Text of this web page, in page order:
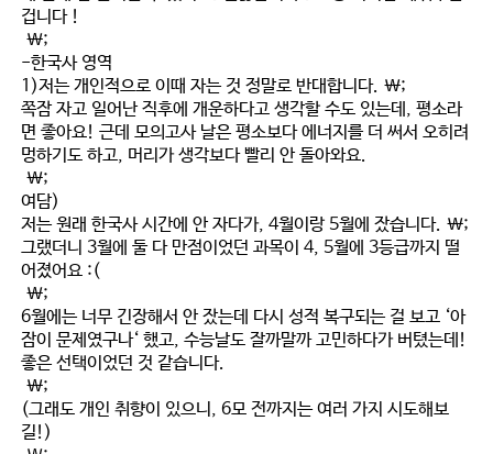
겁니다 !
\;
-한국사 영역
1)저는 개인적으로 이때 자는 것 정말로 반대합니다. \;
쪽잠 자고 일어난 직후에 개운하다고 생각할 수도 있는데, 평소라
면 좋아요! 근데 모의고사 날은 평소보다 에너지를 더 써서 오히려
멍하기도 하고, 머리가 생각보다 빨리 안 돌아와요.
\;
여담)
저는 원래 한국사 시간에 안 자다가, 4월이랑 5월에 잤습니다. \;
그랬더니 3월에 둘 다 만점이었던 과목이 4, 5월에 3등급까지 떨
어졌어요 :(
\;
6월에는 너무 긴장해서 안 잤는데 다시 성적 복구되는 걸 보고 ‘아
잠이 문제였구나‘ 했고, 수능날도 잘까말까 고민하다가 버텼는데!
좋은 선택이었던 것 같습니다.
\;
(그래도 개인 취향이 있으니, 6모 전까지는 여러 가지 시도해보
길!)